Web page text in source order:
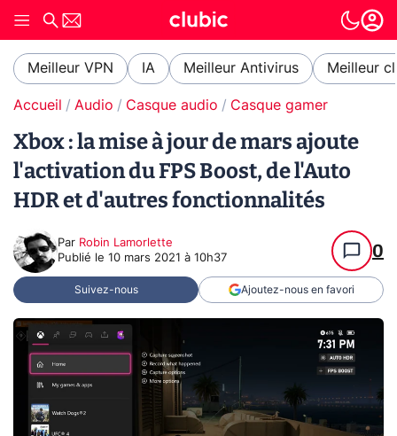
Meilleur VPN IA Meilleur Antivirus Meilleur
Accueil Audio Casque audio Casque gamer
Xbox : la mise à jour de mars ajoute
l'activation du FPS Boost, de l'Auto
HDR et d'autres fonctionnalités
Par Robin Lamorlette
Publié le 10 mars 2021 à 10h37 0
Suivez-nous Ajoutez-nous en favori